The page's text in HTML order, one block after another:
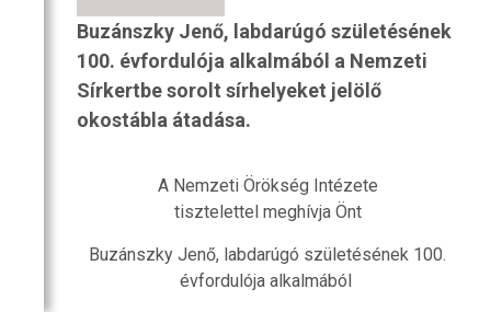
PROGRAM
Buzánszky Jenő, labdarúgó születésének
100. évfordulója alkalmából a Nemzeti
Sírkertbe sorolt sírhelyeket jelölő
okostábla átadása.
A Nemzeti Örökség Intézete
tisztelettel meghívja Önt
Buzánszky Jenő, labdarúgó születésének 100.
évfordulója alkalmából